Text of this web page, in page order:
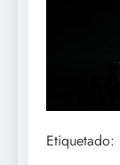
Etiquetado: